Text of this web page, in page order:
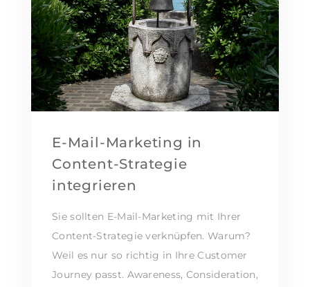
E-Mail-Marketing in
Content-Strategie
integrieren
Sie sollten E-Mail-Marketing mit Ihrer
Content-Strategie verknüpfen. Warum?
Weil es nur so richtig in Ihre Customer
Journey passt. Awareness, Consideration,